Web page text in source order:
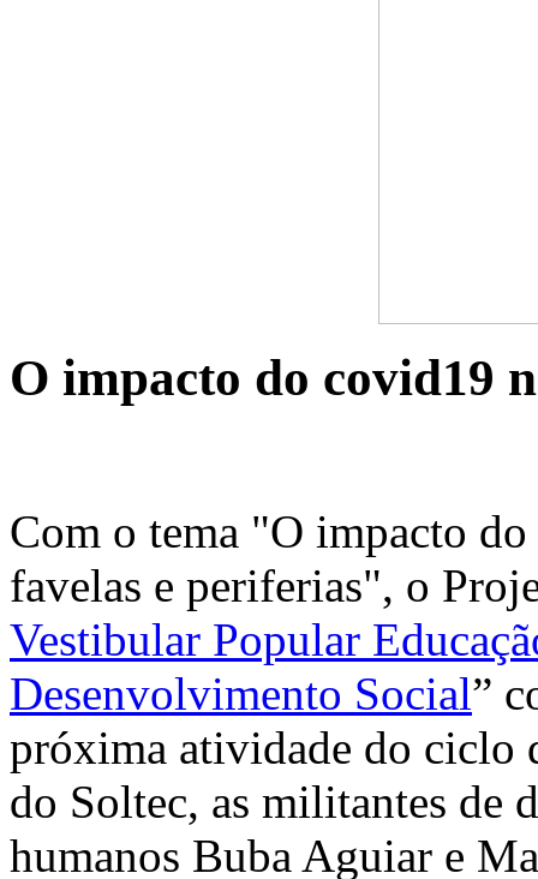
O impacto do covid19
Com o tema "O impacto
favelas e periferias", o
Vestibular Popular
Desenvolvimento Social”
próxima atividade do ciclo
do Soltec, as militantes de
humanos Buba Aguiar e